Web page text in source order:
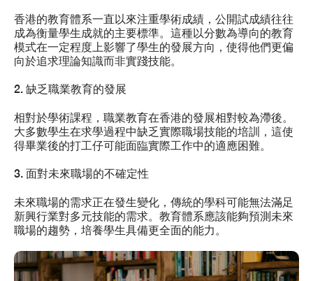
香港的教育體系一直以來注重學術成績，公開試成績往往
成為衡量學生成就的主要標準。這種以分數為導向的教育
模式在一定程度上影響了學生的發展方向，使得他們更偏
向於追求理論知識而非實踐技能。
2. 缺乏職業教育的發展
相對於學術課程，職業教育在香港的發展相對較為滯後。
大多數學生在求學過程中缺乏實際職場技能的培訓，這使
得畢業後的打工仔可能面臨實際工作中的適應困難。
3. 面對未來職場的不確定性
未來職場的需求正在發生變化，傳統的學科可能無法滿足
新興行業對多元技能的需求。教育體系應該能夠預測未來
職場的趨勢，培養學生具備更全面的能力。